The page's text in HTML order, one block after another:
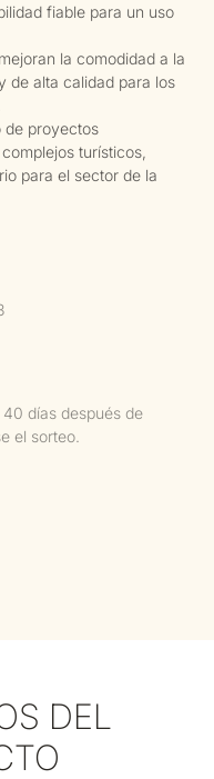
fiable para un uso
la comodidad a la
de alta calidad para los
de proyectos
turísticos,
para el sector de la
días después de
el sorteo.
DEL